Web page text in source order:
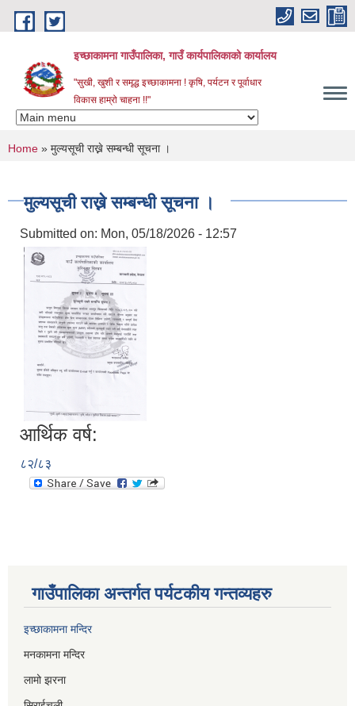
Skip to main content
इच्छाकामना गाउँपालिका, गाउँ कार्यपालिकाको कार्यालय
"सुखी, खुशी र समृद्ध इच्छाकामना ! कृषि, पर्यटन र पूर्वाधार
विकास हाम्रो चाहना !!"
You are here
Home » मुल्यसूची राख्ने सम्बन्धी सूचना ।
मुल्यसूची राख्ने सम्बन्धी सूचना ।
Submitted on: Mon, 05/18/2026 - 12:57
आर्थिक वर्ष:
८२/८३
गाउँपालिका अन्तर्गत पर्यटकीय गन्तव्यहरु
इच्छाकामना मन्दिर
मनकामना मन्दिर
लामो झरना